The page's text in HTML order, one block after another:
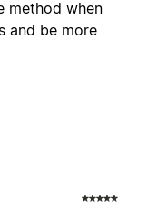
method when
and be more